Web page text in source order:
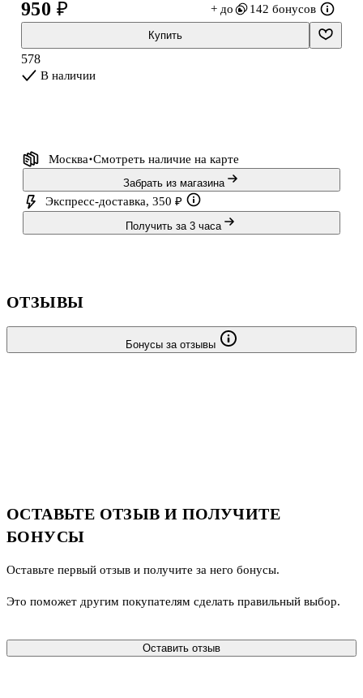
950 ₽ + до 142 бонусов
Купить
578
В наличии
Москва Смотреть наличие на карте
Забрать из магазина
Экспресс-доставка, 350 ₽
Получить за 3 часа
ОТЗЫВЫ
Бонусы за отзывы
ОСТАВЬТЕ ОТЗЫВ И ПОЛУЧИТЕ
БОНУСЫ
Оставьте первый отзыв и получите за него бонусы.
Это поможет другим покупателям сделать правильный выбор.
Оставить отзыв